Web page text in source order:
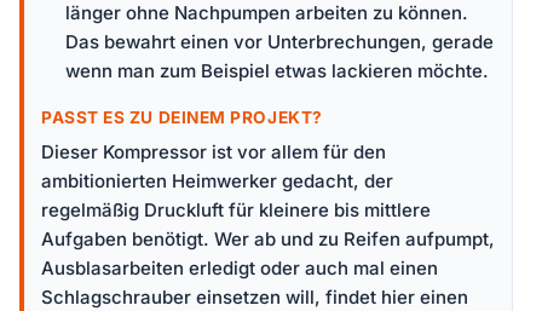
länger ohne Nachpumpen arbeiten zu können.
Das bewahrt einen vor Unterbrechungen, gerade
wenn man zum Beispiel etwas lackieren möchte.
PASST ES ZU DEINEM PROJEKT?
Dieser Kompressor ist vor allem für den
ambitionierten Heimwerker gedacht, der
regelmäßig Druckluft für kleinere bis mittlere
Aufgaben benötigt. Wer ab und zu Reifen aufpumpt,
Ausblasarbeiten erledigt oder auch mal einen
Schlagschrauber einsetzen will, findet hier einen